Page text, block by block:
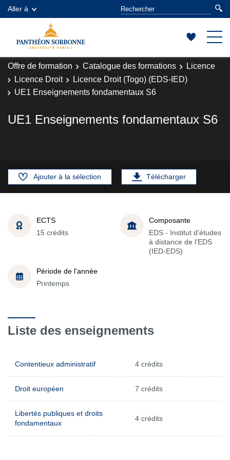
Aller à
Offre de formation Catalogue des formations
Licence
Licence Droit
Licence Droit (Togo) (EDS-IED)
UE1 Enseignements fondamentaux S6
UE1 Enseignements fondamentaux S6
Ajouter à la sélection Télécharger
ECTS
15 crédits
Composante
EDS - Institut d'études
à distance de l'EDS
(IED-EDS)
Période de l'année
Printemps
Liste des enseignements
Contentieux administratif 4 crédits
Droit européen 7 crédits
Libertés publiques et droits
fondamentaux
4 crédits